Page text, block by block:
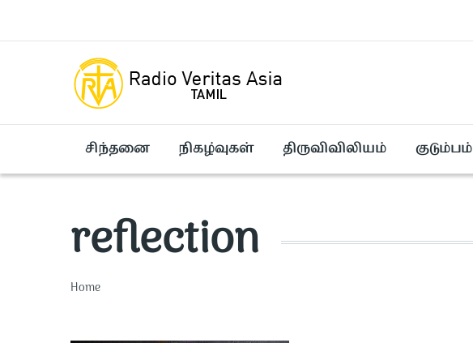
சிந்தனை நிகழ்வுகள் திருவிவிலியம் குடும்பம்
reflection
Breadcrumb
Home